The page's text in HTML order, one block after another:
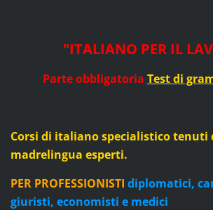
"ITALIANO PER IL
Parte obbligatoria Test di
Corsi di italiano specialistico tenuti
madrelingua esperti.
PER PROFESSIONISTI diplomatici,
giuristi, economisti e medici